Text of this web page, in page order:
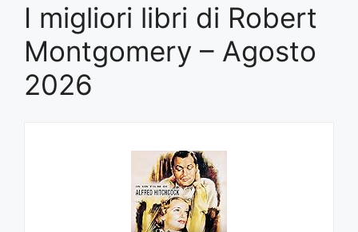
I migliori libri di Robert
Montgomery – Agosto
2026